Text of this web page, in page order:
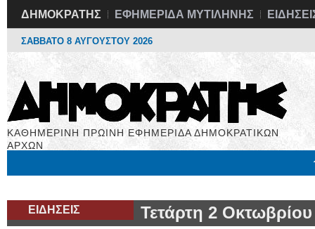
ΔΗΜΟΚΡΑΤΗΣ ΕΦΗΜΕΡΙΔΑ ΜΥΤΙΛΗΝΗΣ
ΣΑΒΒΑΤΟ 8 ΑΥΓΟΥΣΤΟΥ 2026
ΚΑΘΗΜΕΡΙΝΗ ΠΡΩΙΝΗ ΕΦΗΜΕΡΙΔΑ ΔΗΜΟΚΡΑΤΙΚΩΝ
ΑΡΧΩΝ
ΕΙΔΗΣΕΙΣ Τετάρτη 2